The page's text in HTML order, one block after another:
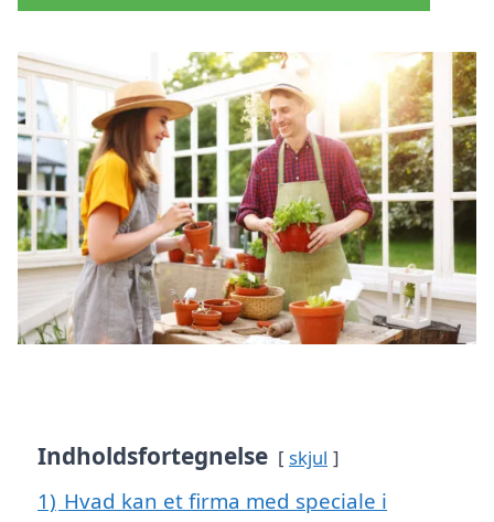
Indholdsfortegnelse skjul
1) Hvad kan et firma med speciale i